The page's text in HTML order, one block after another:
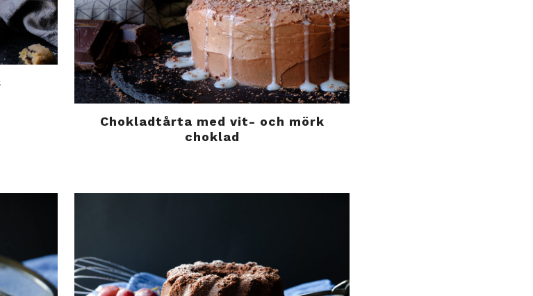
Chokladtårta med vit- och mörk
choklad